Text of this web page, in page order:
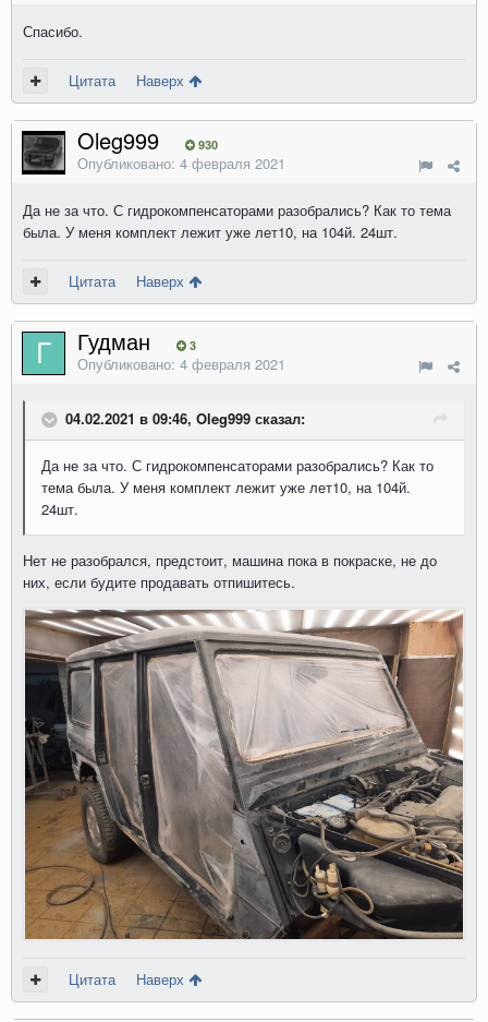
Спасибо.
Цитата Наверх
Oleg999 930
Опубликовано: 4 февраля 2021
Да не за что. С гидрокомпенсаторами разобрались? Как то тема
была. У меня комплект лежит уже лет10, на 104й. 24шт.
Цитата Наверх
Гудман 3
Опубликовано: 4 февраля 2021
04.02.2021 в 09:46, Oleg999 сказал:
Да не за что. С гидрокомпенсаторами разобрались? Как то
тема была. У меня комплект лежит уже лет10, на 104й.
24шт.
Нет не разобрался, предстоит, машина пока в покраске, не до
них, если будите продавать отпишитесь.
Цитата Наверх